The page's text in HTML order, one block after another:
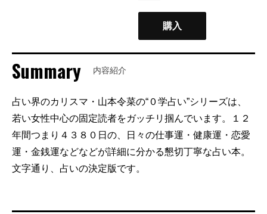
購入
Summary 内容紹介
占い界のカリスマ・山本令菜の“０学占い”シリーズは、
若い女性中心の固定読者をガッチリ掴んでいます。１２
年間つまり４３８０日の、日々の仕事運・健康運・恋愛
運・金銭運などなどが詳細に分かる懇切丁寧な占い本。
文字通り、占いの決定版です。